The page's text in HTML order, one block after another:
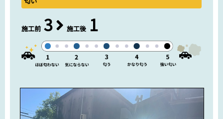
施工前 3 施工後 1